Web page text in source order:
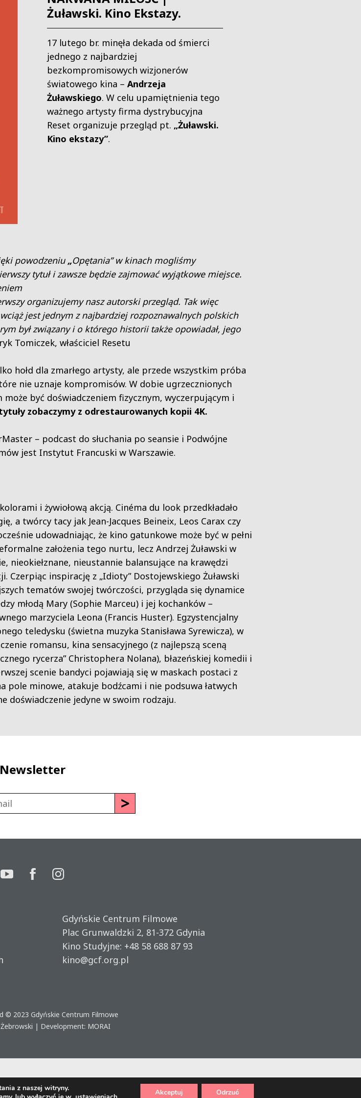
Żuławski. Kino Ekstazy.
17 lutego br. minęła dekada od śmierci
jednego z najbardziej
bezkompromisowych wizjonerów
światowego kina – Andrzeja
Żuławskiego. W celu upamiętnienia tego
ważnego artysty firma dystrybucyjna
Reset organizuje przegląd pt. „Żuławski.
Kino ekstazy”.
powodzeniu „Opętania” w kinach mogliśmy
tytuł i zawsze będzie zajmować wyjątkowe miejsce.
organizujemy nasz autorski przegląd. Tak więc
jest jednymz najbardziej rozpoznawalnych polskich
był związany i o którego historii także opowiadał, jego
Tomiczek, właściciel Resetu
hołd dla zmarłego artysty, ale przede wszystkim próba
nie uznaje kompromisów. W dobie ugrzecznionych
być doświadczeniem fizycznym, wyczerpującym i
zobaczymy z odrestaurowanych kopii 4K.
– podcast do słuchania po seansie i Podwójne
jest Instytut Francuski w Warszawie.
i żywiołową akcją. Cinéma du look przedkładało
a twórcy tacy jak Jean-Jacques Beineix, Leos Carax czy
udowadniając, że kino gatunkowe może być w pełni
założenia tego nurtu, lecz Andrzej Żuławski w
nieokiełznane, nieustannie balansujące na krawędzi
Czerpiąc inspirację z „Idioty” Dostojewskiego Żuławski
tematów swojej twórczości, przygląda się dynamice
młodą Mary (Sophie Marceu) i jej kochanków –
marzyciela Leona (Francis Huster). Egzystencjalny
teledysku (świetna muzyka Stanisława Syrewicza), w
romansu, kina sensacyjnego (z najlepszą sceną
rycerza” Christophera Nolana), błazeńskiej komedii i
scenie bandyci pojawiają się w maskach postaci z
pole minowe, atakuje bodźcami i nie podsuwa łatwych
doświadczenie jedyne w swoim rodzaju.
Newsletter
Gdyńskie Centrum Filmowe
Plac Grunwaldzki 2, 81-372 Gdynia
Kino Studyjne: +48 58 688 87 93
kino@gcf.org.pl
© 2023 Gdyńskie Centrum Filmowe
| Development: MORAI
z naszej witryny.
Akceptuj Odrzuć